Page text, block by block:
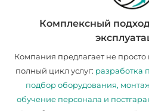
Комплексный
Компания предлагает не просто
полный цикл услуг: разработка
подбор оборудования,
обучение персонала и